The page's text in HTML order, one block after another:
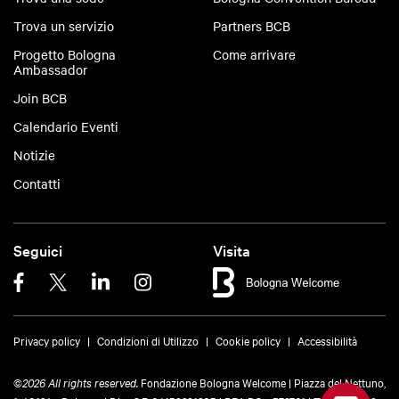
l’obiettivo di stimolare l’organizzazione di congressi
ed eventi nella destinazione, coinvolgendo gli
operatori territoriali altamente qualificati.
Welcome ha dato il benvenuto e durante la
cerimonia sono intervenuti
di Bologna,
Bologna-Modena,
Gianpiero Calzolari
di BolognaFiere, Prof.
Silvia Cagnone,
Professoressa associata, Dipartimento di Scienze
Bologna.
Trova un servizio
Progetto Bologna
Ambassador
Join BCB
Calendario Eventi
Notizie
Contatti
Partners BCB
Come arrivare
Seguici Visita
Privacy policy Condizioni di Utilizzo Cookie policy Accessibilità
©2026 All rights reserved. Fondazione Bologna Welcome | Piazza del Nettuno,